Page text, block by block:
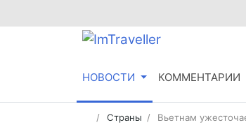
НОВОСТИ КОММЕНТАРИИ
Страны Вьетнам